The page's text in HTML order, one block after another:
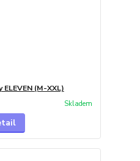
(M-XXL)
Skladem